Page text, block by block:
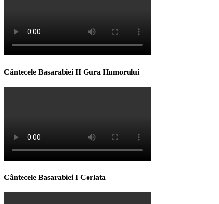
Cântecele Basarabiei II Gura Humorului
Cântecele Basarabiei I Corlata